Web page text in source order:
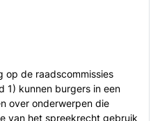
op de raadscommissies
1) kunnen burgers in een
over onderwerpen die
van het spreekrecht gebruik